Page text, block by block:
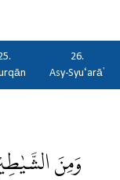
26.
Asy-Syu‘arā'
وَمِنَ